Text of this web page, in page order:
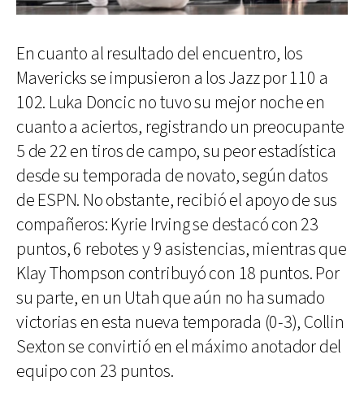
En cuanto al resultado del encuentro, los
Mavericks se impusieron a los Jazz por 110 a
102. Luka Doncic no tuvo su mejor noche en
cuanto a aciertos, registrando un preocupante
5 de 22 en tiros de campo, su peor estadística
desde su temporada de novato, según datos
de ESPN. No obstante, recibió el apoyo de sus
compañeros: Kyrie Irving se destacó con 23
puntos, 6 rebotes y 9 asistencias, mientras que
Klay Thompson contribuyó con 18 puntos. Por
su parte, en un Utah que aún no ha sumado
victorias en esta nueva temporada (0-3), Collin
Sexton se convirtió en el máximo anotador del
equipo con 23 puntos.